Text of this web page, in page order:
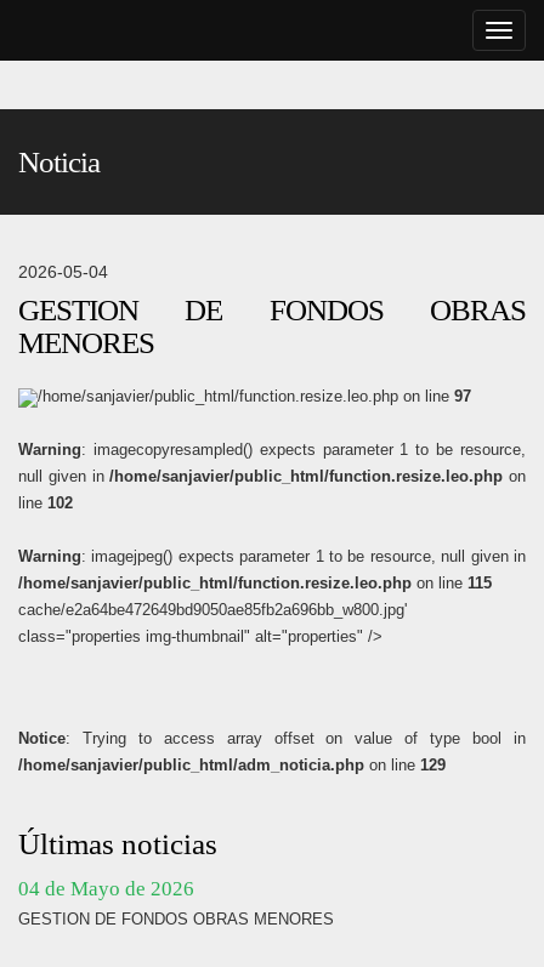
Toggle
Noticia
2026-05-04
GESTION DE FONDOS OBRAS
MENORES
/home/sanjavier/public_html/function.resize.leo.php on line 97
Warning: imagecopyresampled() expects parameter 1 to be resource,
null given in/home/sanjavier/public_html/function.resize.leo.php on
line 102
Warning: imagejpeg() expects parameter 1 to be resource, null given in
/home/sanjavier/public_html/function.resize.leo.php on line 115
cache/e2a64be472649bd9050ae85fb2a696bb_w800.jpg'
class="properties img-thumbnail" alt="properties" />
Notice: Trying to access array offset on value of type bool in
/home/sanjavier/public_html/adm_noticia.php on line 129
Últimas noticias
04 de Mayo de 2026
GESTION DE FONDOS OBRAS MENORES